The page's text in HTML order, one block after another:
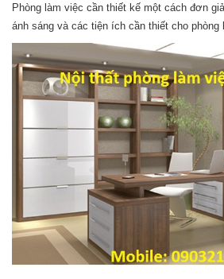
Phòng làm việc cần thiết kế một cách đơn
ánh sáng và các tiện ích cần thiết cho phòng